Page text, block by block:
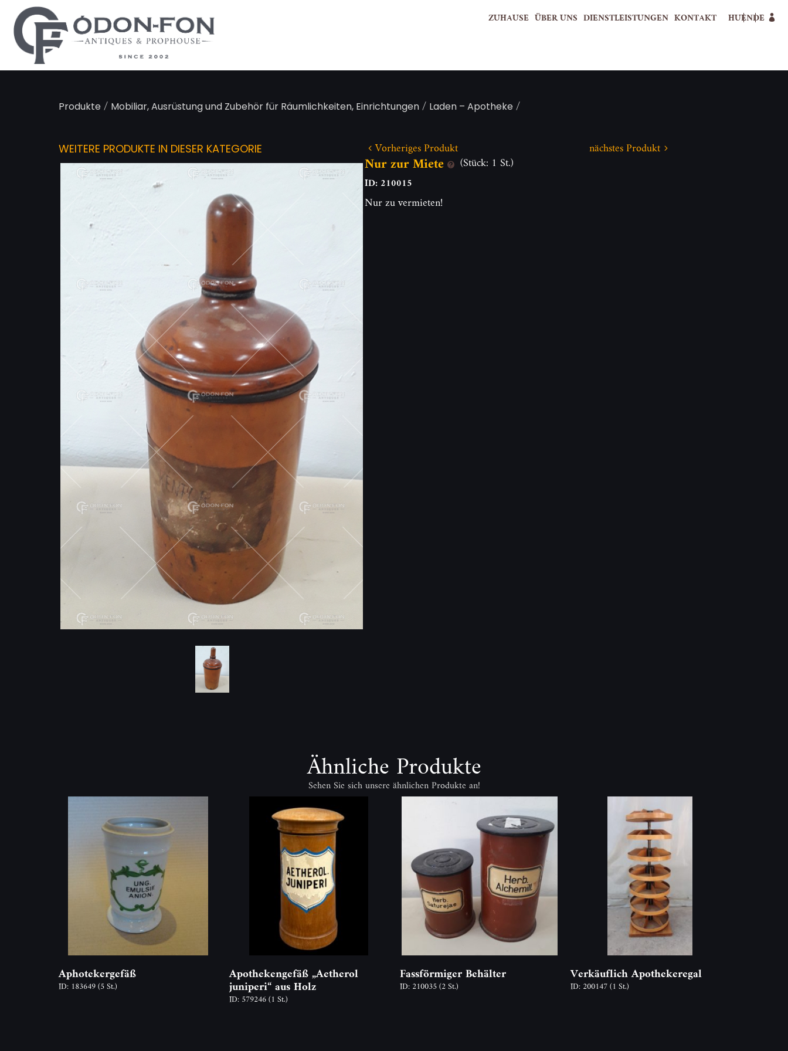
ZUHAUSE ÜBER UNS DIENSTLEISTUNGEN KONTAKT HUENDE
Produkte/ Mobiliar, Ausrüstung und Zubehör für Räumlichkeiten, Einrichtungen/ Laden – Apotheke/
WEITERE PRODUKTE IN DIESER KATEGORIE Vorheriges Produkt nächstes Produkt
Nur zur Miete (Stück: 1 St.)
ID: 210015
Nur zu vermieten!
Ähnliche Produkte
Sehen Sie sich unsere ähnlichen Produkte an!
Aphotekergefäß
ID: 183649(5 St.)
Apothekengefäß „Aetherol
juniperi“ aus Holz
ID: 579246(1 St.)
Fassförmiger Behälter
ID: 210035(2 St.)
Verkäuflich Apothekeregal
ID: 200147(1 St.)
Cookie-Einstellungen